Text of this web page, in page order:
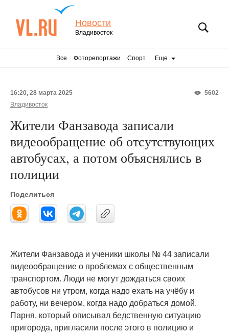
Новости
Владивосток
Все Фоторепортажи Спорт Еще
5602
16:20, 28 марта 2025
Владивосток
Жители Фанзавода записали
видеообращение об отсутствующих
автобусах, а потом объяснялись в
полиции
Поделиться
Жители Фанзавода и ученики школы № 44 записали
видеообращение о проблемах с общественным
транспортом. Люди не могут дождаться своих
автобусов ни утром, когда надо ехать на учёбу и
работу, ни вечером, когда надо добраться домой.
Парня, который описывал бедственную ситуацию
пригорода, пригласили после этого в полицию и